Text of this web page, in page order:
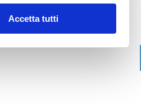
Accetta tutti